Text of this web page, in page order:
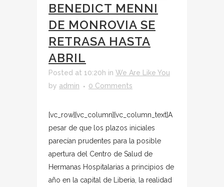
BENEDICT MENNI
DE MONROVIA SE
RETRASA HASTA
ABRIL
Posted at 10:20h in We Are Like You
by admin 0 Comments
[vc_row][vc_column][vc_column_text]A
pesar de que los plazos iniciales
parecían prudentes para la posible
apertura del Centro de Salud de
Hermanas Hospitalarias a principios de
año en la capital de Liberia, la realidad